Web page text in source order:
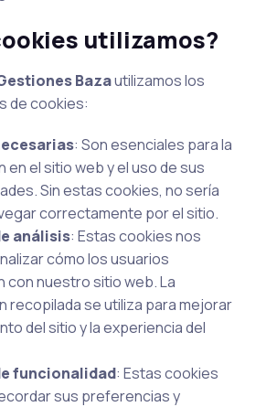
utilizamos?
Bazautilizamos los
de cookies:
: Son esenciales para la
en el sitio web y el uso de sus
Sin estas cookies, no sería
correctamente por el sitio.
análisis: Estas cookies nos
cómo los usuarios
con nuestro sitio web. La
recopilada se utiliza para mejorar
del sitio y la experiencia del
funcionalidad: Estas cookies
sus preferencias y